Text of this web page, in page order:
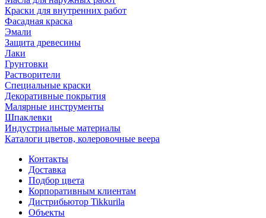
Краски для внутренних работ
Фасадная краска
Эмали
Защита древесины
Лаки
Грунтовки
Растворители
Специальные краски
Декоративные покрытия
Малярные инструменты
Шпаклевки
Индустриальные материалы
Каталоги цветов, колеровочные веера
Контакты
Доставка
Подбор цвета
Корпоративным клиентам
Дистрибьютор Tikkurila
Объекты